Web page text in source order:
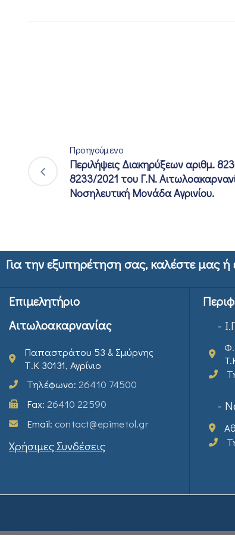
Προηγούμενο
Περιλήψεις Διακηρύξεων αριθμ.
8233/2021 του Γ.Ν.
Νοσηλευτική Μονάδα Αγρινίου.
Για την εξυπηρέτηση σας, καλέστε μας ή
Επιμελητήριο
Αιτωλοακαρνανίας
Παπαστράτου 53 & Σμύρνης
Τ.Κ 30131, Αγρίνιο
Τηλέφωνο: 26410 74500
Fax: 26410 22590
Email: contact@epimetol.gr
Χρήσιμες Συνδέσεις
-
-